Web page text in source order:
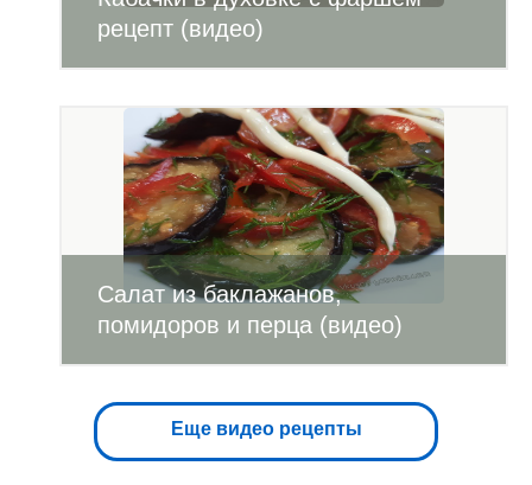
рецепт (видео)
Салат из баклажанов,
помидоров и перца (видео)
Еще видео рецепты